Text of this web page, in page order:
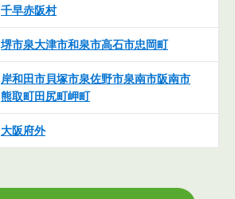
千早赤阪村
堺市泉大津市和泉市高石市忠岡町
岸和田市貝塚市泉佐野市泉南市阪南市
熊取町田尻町岬町
大阪府外